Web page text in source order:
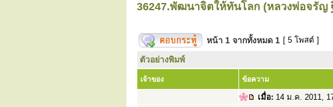
36247.พัฒนาจิตให้ทันโลก (หลวงพ่อจรัญ
หน้า 1 จากทั้งหมด 1 [ 5 โพสต์ ]
ตัวอย่างพิมพ์
เจ้าของ ข้อความ
เมื่อ: 14 ม.ค. 2011,